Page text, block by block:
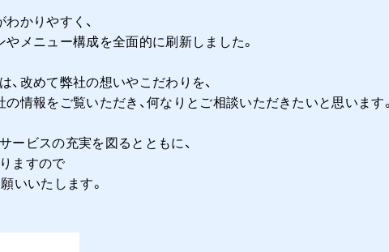
かりやすく、
メニュー構成を全面的に刷新しました。
改めて弊社の想いやこだわりを、
情報をご覧いただき、何なりとご相談いただきたいと思います。
ービスの充実を図るとともに、
ますので
いいたします。